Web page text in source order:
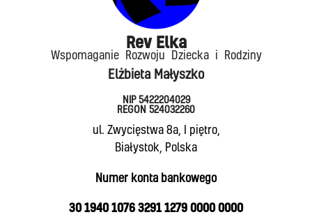
Rev Elka​
Wspomaganie Rozwoju Dziecka i Rodziny
Elżbieta Małyszko
NIP 5422204029
REGON 524032260
ul. Zwycięstwa 8a, I piętro,
Białystok, Polska
Numer konta bankowego
30 1940 1076 3291 1279 0000 0000